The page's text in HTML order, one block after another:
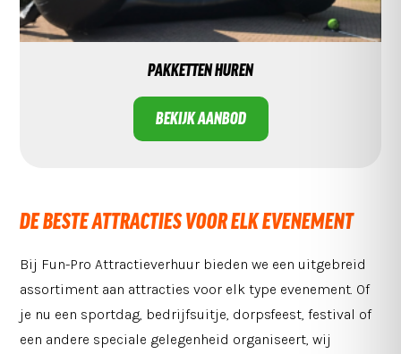
PAKKETTEN HUREN
BEKIJK AANBOD
DE BESTE ATTRACTIES VOOR ELK EVENEMENT
Bij Fun-Pro Attractieverhuur bieden we een uitgebreid
assortiment aan attracties voor elk type evenement. Of
je nu een sportdag, bedrijfsuitje, dorpsfeest, festival of
een andere speciale gelegenheid organiseert, wij